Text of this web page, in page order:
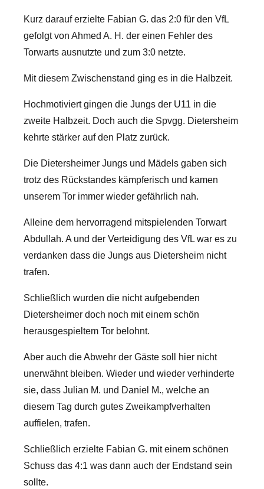
Kurz darauf erzielte Fabian G. das 2:0 für den VfL
gefolgt von Ahmed A. H. der einen Fehler des
Torwarts ausnutzte und zum 3:0 netzte.
Mit diesem Zwischenstand ging es in die Halbzeit.
Hochmotiviert gingen die Jungs der U11 in die
zweite Halbzeit. Doch auch die Spvgg. Dietersheim
kehrte stärker auf den Platz zurück.
Die Dietersheimer Jungs und Mädels gaben sich
trotz des Rückstandes kämpferisch und kamen
unserem Tor immer wieder gefährlich nah.
Alleine dem hervorragend mitspielenden Torwart
Abdullah. A und der Verteidigung des VfL war es zu
verdanken dass die Jungs aus Dietersheim nicht
trafen.
Schließlich wurden die nicht aufgebenden
Dietersheimer doch noch mit einem schön
herausgespieltem Tor belohnt.
Aber auch die Abwehr der Gäste soll hier nicht
unerwähnt bleiben. Wieder und wieder verhinderte
sie, dass Julian M. und Daniel M., welche an
diesem Tag durch gutes Zweikampfverhalten
auffielen, trafen.
Schließlich erzielte Fabian G. mit einem schönen
Schuss das 4:1 was dann auch der Endstand sein
sollte.